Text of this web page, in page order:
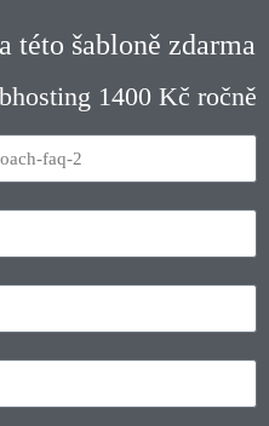
této šabloně zdarma
1400 Kč ročně